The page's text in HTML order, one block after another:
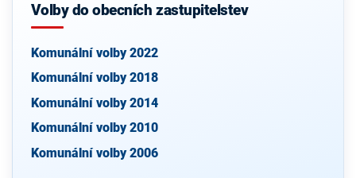
Volby do obecních zastupitelstev
Komunální volby 2022
Komunální volby 2018
Komunální volby 2014
Komunální volby 2010
Komunální volby 2006